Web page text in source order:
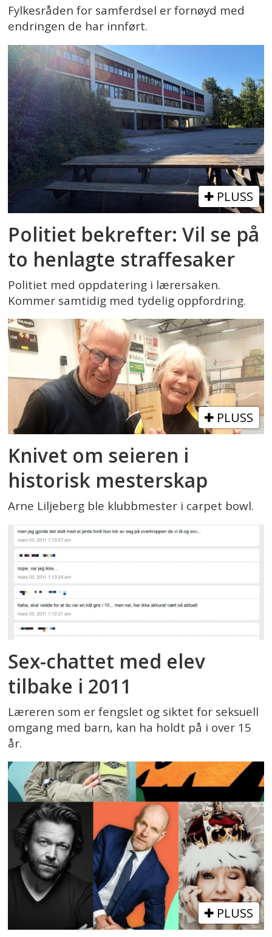
Fylkesråden for samferdsel er fornøyd med
endringen de har innført.
PLUSS
Politiet bekrefter: Vil se på
to henlagte straffesaker
Politiet med oppdatering i lærersaken.
Kommer samtidig med tydelig oppfordring.
PLUSS
Knivet om seieren i
historisk mesterskap
Arne Liljeberg ble klubbmester i carpet bowl.
Sex-chattet med elev
tilbake i 2011
Læreren som er fengslet og siktet for seksuell
omgang med barn, kan ha holdt på i over 15
år.
PLUSS